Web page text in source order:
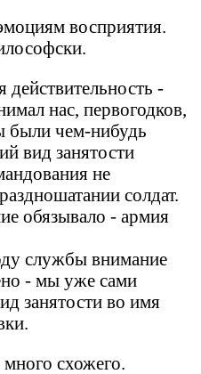
восприятия.
действительность -
нас, первогодков,
были чем-нибудь
вид занятости
не
солдат.
обязывало - армия
службы внимание
- мы уже сами
занятости во имя
схожего.